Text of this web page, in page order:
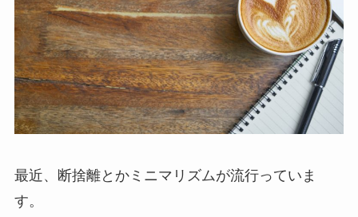
最近、断捨離とかミニマリズムが流行っていま
す。